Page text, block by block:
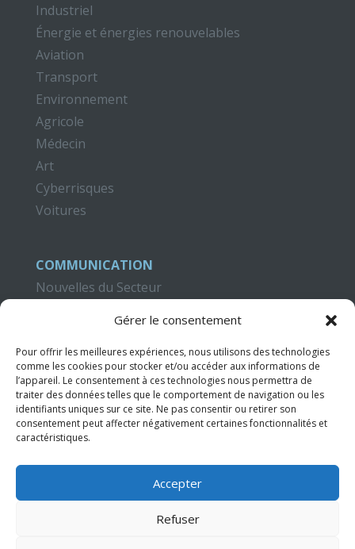
Gérer le consentement
Pour offrir les meilleures expériences, nous utilisons des technologies
comme les cookies pour stocker et/ou accéder aux informations de
l’appareil. Le consentement à ces technologies nous permettra de
traiter des données telles que le comportement de navigation ou les
identifiants uniques sur ce site. Ne pas consentir ou retirer son
consentement peut affecter négativement certaines fonctionnalités et
caractéristiques.
Accepter
Refuser
Industriel
Énergie et énergies renouvelables
Aviation
Transport
Environnement
Agricole
Médecin
Art
Cyberrisques
Voitures
COMMUNICATION
Nouvelles du Secteur
CAMPUS CRITERIA
Formation
Publications
Didacticiels Vidéo
CONTACT